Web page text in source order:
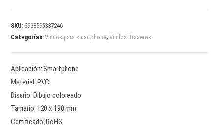
SKU:6938595337246
Categorías:Vinilos para smartphone,Vinilos Traseros
Aplicación: Smartphone
Material: PVC
Diseño: Dibujo coloreado
Tamaño: 120 x 190 mm
Certificado: RoHS